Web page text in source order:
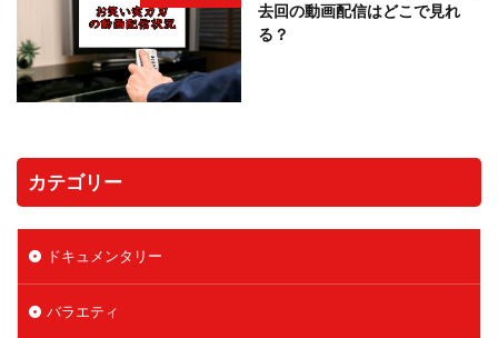
去回の動画配信はどこで見れ
る？
カテゴリー
ドキュメンタリー
バラエティ